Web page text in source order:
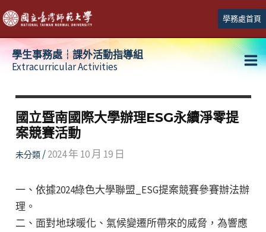
跳
至
主
學務處首頁
學生事務處┆課外活動指導組
Extracurricular Activities
國立暨南國際大學辦理ESG永續淨零提
案競賽活動
未分類/2024 年 10 月 19 日
一、依據2024綠色大學聯盟_ESG提案競賽參賽辦法辦
理。
二、面對地球暖化、氣候變遷所帶來的威脅，為響應